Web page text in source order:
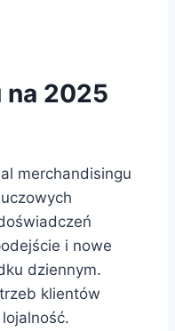
na 2025
merchandisingu
i nowe
dziennym.
klientów